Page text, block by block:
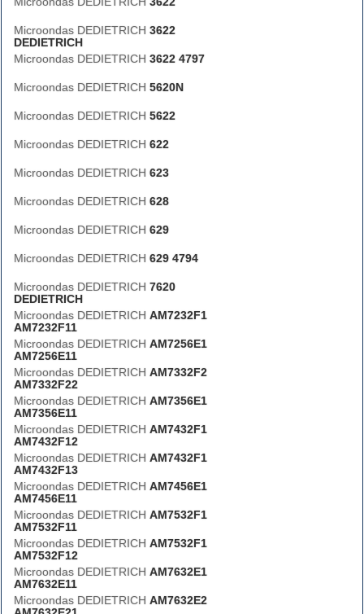
Microondas DEDIETRICH 3622
DEDIETRICH
Microondas DEDIETRICH 3622 4797
Microondas DEDIETRICH 5620N
Microondas DEDIETRICH 5622
Microondas DEDIETRICH 622
Microondas DEDIETRICH 623
Microondas DEDIETRICH 628
Microondas DEDIETRICH 629
Microondas DEDIETRICH 629 4794
Microondas DEDIETRICH 7620
DEDIETRICH
Microondas DEDIETRICH AM7232F1
AM7232F11
Microondas DEDIETRICH AM7256E1
AM7256E11
Microondas DEDIETRICH AM7332F2
AM7332F22
Microondas DEDIETRICH AM7356E1
AM7356E11
Microondas DEDIETRICH AM7432F1
AM7432F12
Microondas DEDIETRICH AM7432F1
AM7432F13
Microondas DEDIETRICH AM7456E1
AM7456E11
Microondas DEDIETRICH AM7532F1
AM7532F11
Microondas DEDIETRICH AM7532F1
AM7532F12
Microondas DEDIETRICH AM7632E1
AM7632E11
Microondas DEDIETRICH AM7632E2